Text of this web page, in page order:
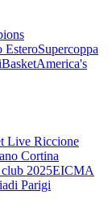
EsteroSupercoppa
BasketAmerica's
Live Riccione
Cortina
2025EICMA
Parigi